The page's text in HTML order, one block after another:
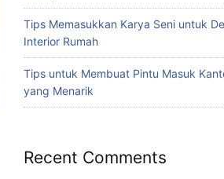
Tips Memasukkan Karya Seni untuk
Interior Rumah
Tips untuk Membuat Pintu Masuk
yang Menarik
Recent Comments